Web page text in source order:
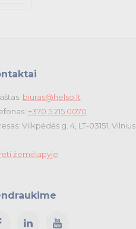
biuras@helso.lt
+370 5 215 0070
Vilkpėdės g. 4, LT-03151, Vilnius
žemėlapyje